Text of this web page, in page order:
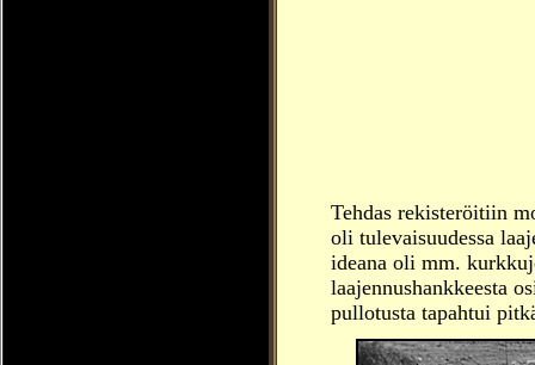
Tehdas rekisteröitiin
oli tulevaisuudessa
ideana oli mm.
laajennushankkeesta
pullotusta tapahtui